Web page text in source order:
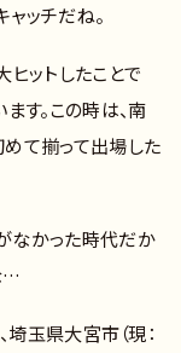
ッチだね。
ヒットしたことで
す。この時は、南
めて揃って出場した
なかった時代だか
…
玉県大宮市（現：